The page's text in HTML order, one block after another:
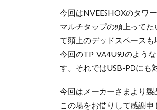
今回はNVEESHOXのタワ
マルチタップの頭上って
て頭上のデッドスペースも
今回のTP-VA4U9Jのよう
す。それではUSB-PDにも
今回はメーカーさまより
この場をお借りして感謝申